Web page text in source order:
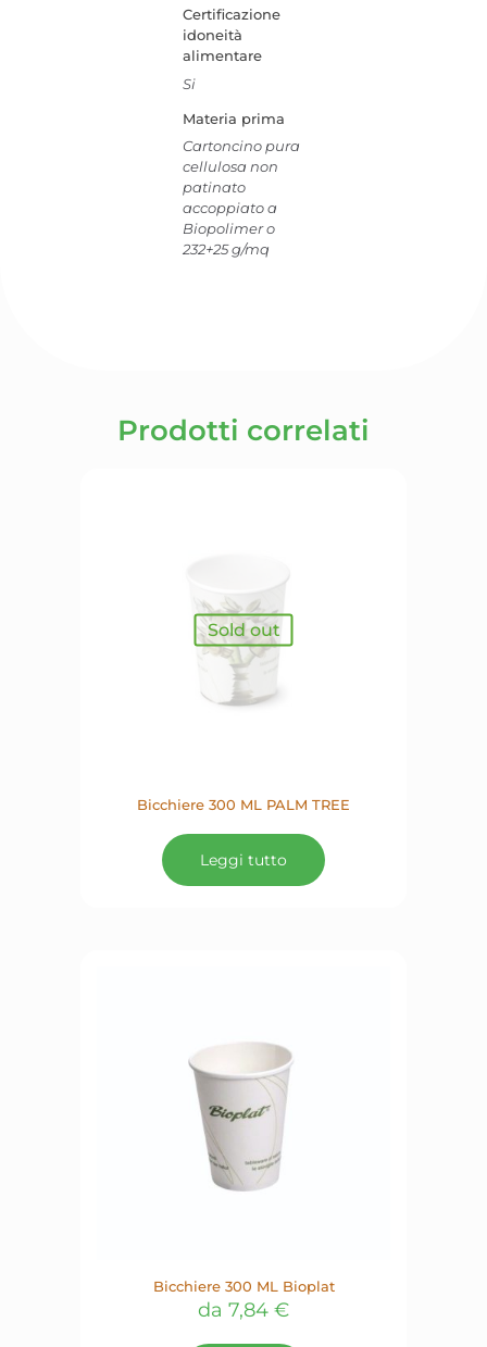
Certificazione
idoneità
alimentare
Si
Materia prima
Cartoncino pura
cellulosa non
patinato
accoppiato a
Biopolimer o
232+25 g/mq
Prodotti correlati
Sold out
Bicchiere 300 ML PALM TREE
Leggi tutto
Bicchiere 300 ML Bioplat
da 7,84 €